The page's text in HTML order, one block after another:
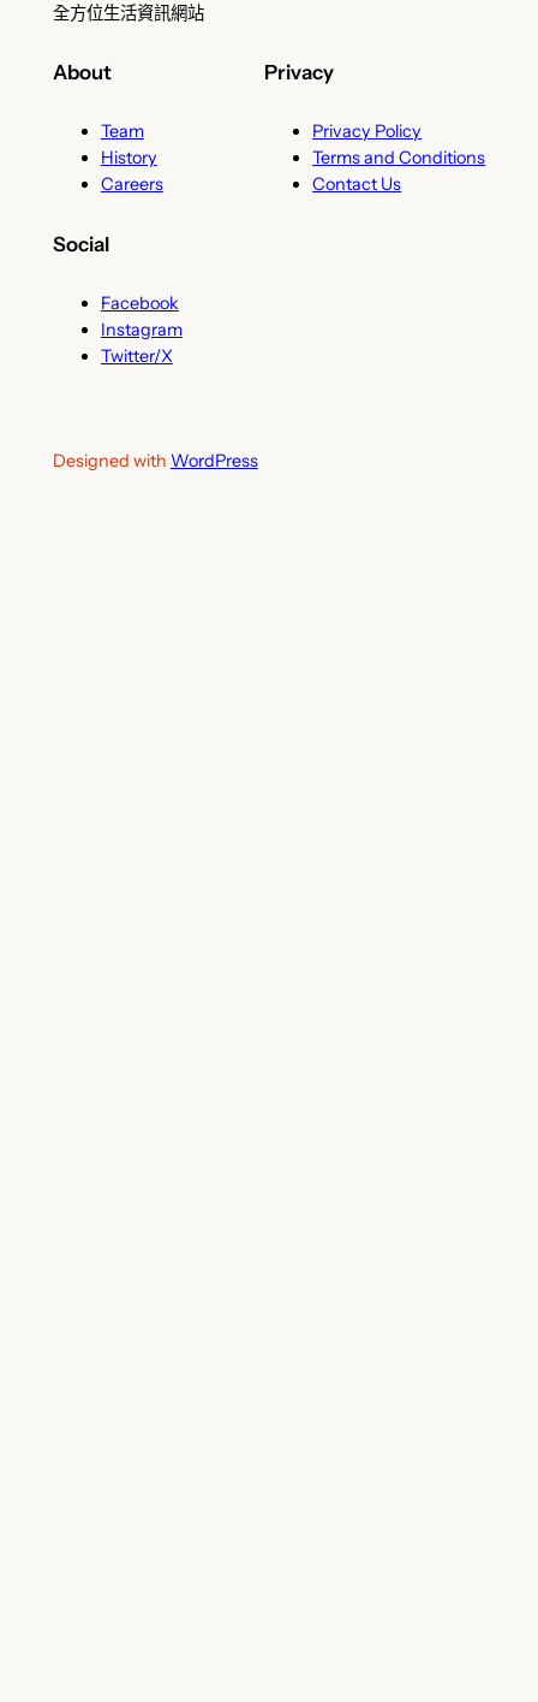
全方位生活資訊網站
About
Team
History
Careers
Privacy
Privacy Policy
Terms and Conditions
Contact Us
Social
Facebook
Instagram
Twitter/X
Designed with WordPress